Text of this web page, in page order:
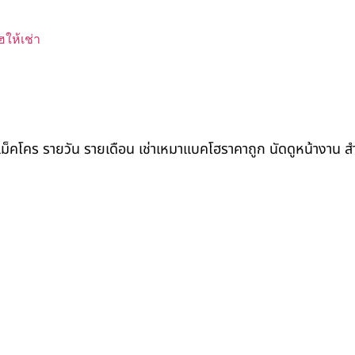
ห้เช่า
โคร รายวัน รายเดือน เช่าเหมาแบคโฮราคาถูก นัดดูหน้างาน ส